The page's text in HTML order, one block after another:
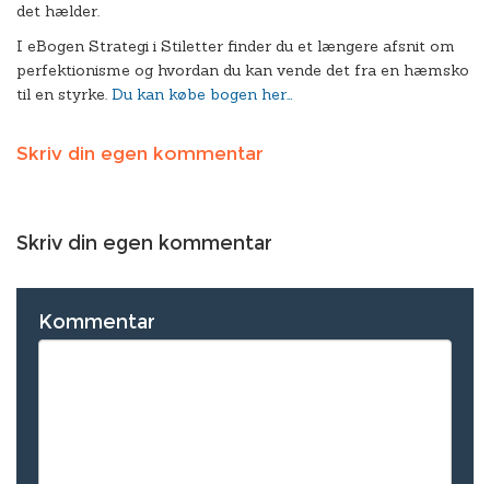
det hælder.
I eBogen Strategi i Stiletter finder du et længere afsnit om
perfektionisme og hvordan du kan vende det fra en hæmsko
til en styrke. Du kan købe bogen her…
Skriv din egen kommentar
Skriv din egen kommentar
Kommentar